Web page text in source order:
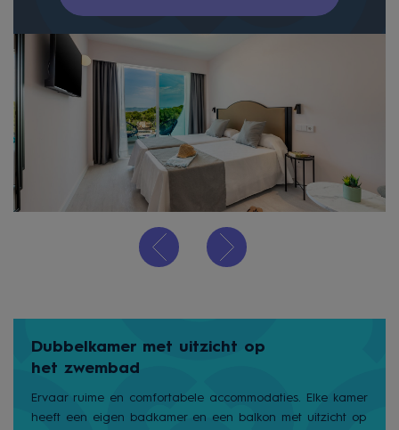
Dubbelkamer met uitzicht op
het zwembad
Ervaar ruime en comfortabele accommodaties. Elke kamer
heeft een eigen badkamer en een balkon met uitzicht op